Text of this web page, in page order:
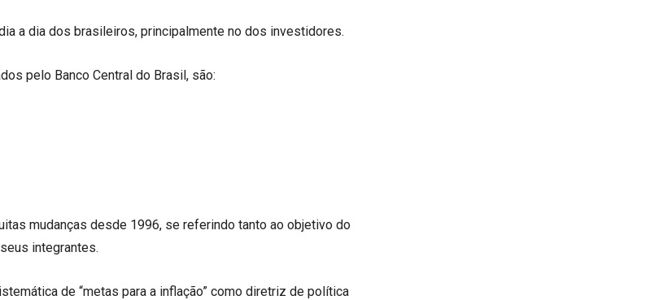
a dia dos brasileiros, principalmente no dos investidores.
pelo Banco Central do Brasil, são:
mudanças desde 1996, se referindo tanto ao objetivo do
integrantes.
de “metas para a inflação” como diretriz de política